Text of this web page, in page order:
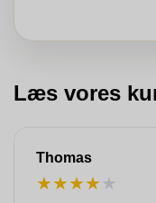
Læs vores
Thomas
★★★★★